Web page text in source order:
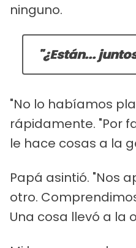
ninguno.
"¿Están...
"No lo habíamos
rápidamente. "Por
le hace cosas a la
Papá asintió. "Nos
otro.
Una cosa llevó a la